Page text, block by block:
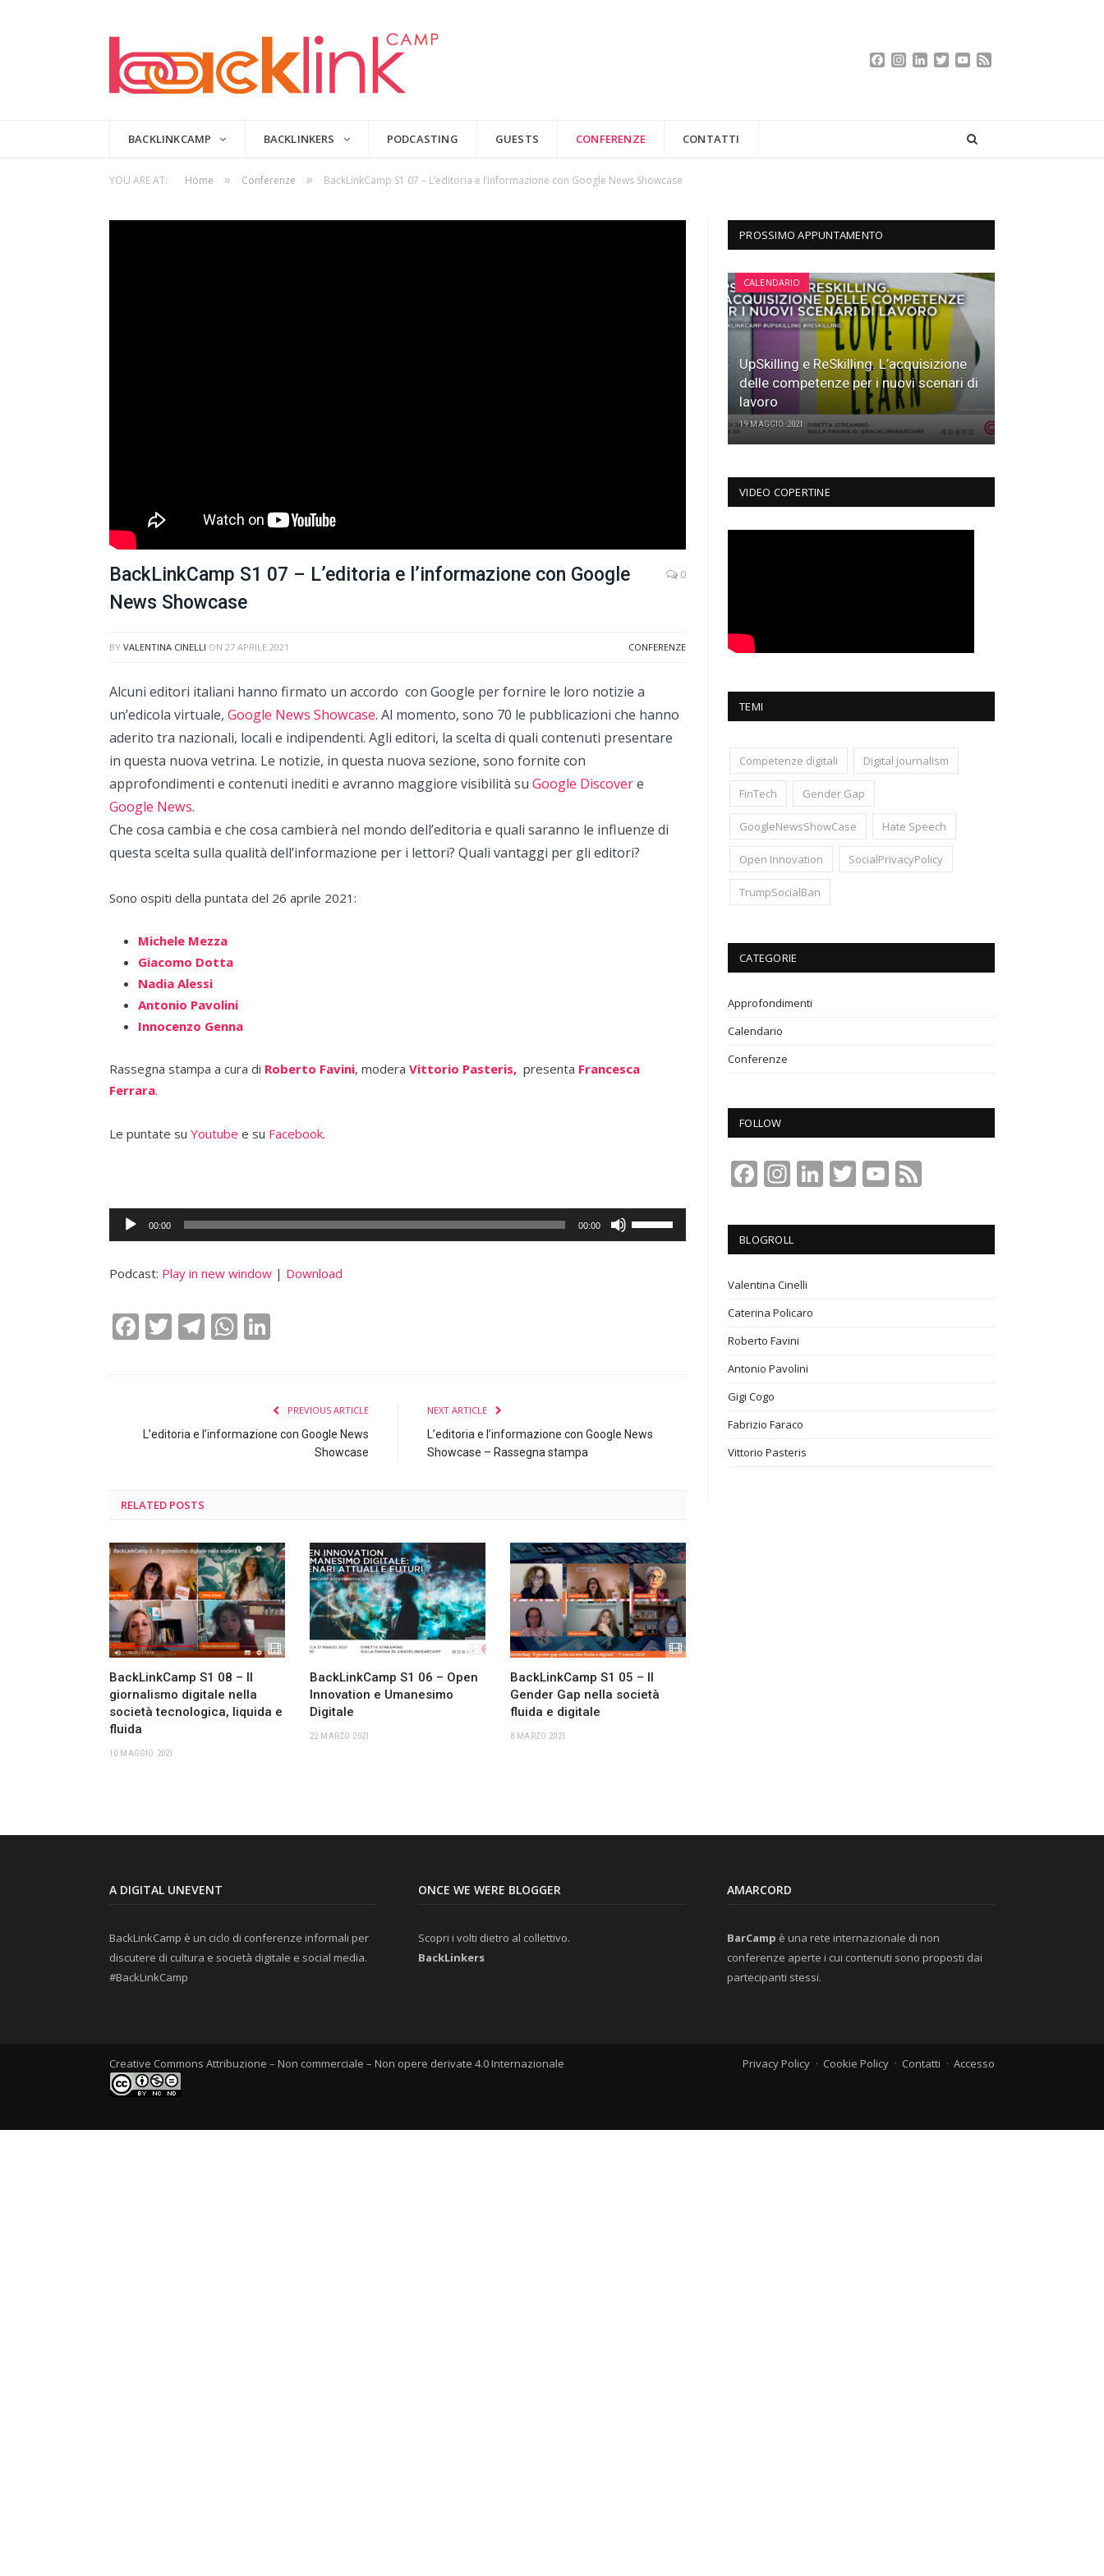
Facebook
Instagram
LinkedIn
TwitterYouTube
BACKLINKCAMP BACKLINKERS PODCASTING GUESTS CONFERENZE CONTATTI
YOU ARE AT: Home » Conferenze » BackLinkCamp S1 07 – L’editoria e l’informazione con Google News Showcase
BackLinkCamp S1 07 – L’editoria e l’informazione con Google
News Showcase
0
BY VALENTINA CINELLI ON 27 APRILE 2021 CONFERENZE
Alcuni editori italiani hanno firmato un accordo con Google per fornire le loro notizie a
un’edicola virtuale, Google News Showcase. Al momento, sono 70 le pubblicazioni che hanno
aderito tra nazionali, locali e indipendenti. Agli editori, la scelta di quali contenuti presentare
in questa nuova vetrina. Le notizie, in questa nuova sezione, sono fornite con
approfondimenti e contenuti inediti e avranno maggiore visibilità su Google Discovere
Google News.
Che cosa cambia e che cosa cambierà nel mondo dell’editoria e quali saranno le influenze di
questa scelta sulla qualità dell’informazione per i lettori? Quali vantaggi per gli editori?
Sono ospiti della puntata del 26 aprile 2021:
Michele Mezza
Giacomo Dotta
Nadia Alessi
Antonio Pavolini
Innocenzo Genna
Rassegna stampa a cura di Roberto Favini, modera Vittorio Pasteris, presenta Francesca
Ferrara.
Le puntate su Youtube e su Facebook.
Audio
Player
00:00 00:00
i
volume.
Podcast: Play in new window | Download
Facebook
Twitter
Telegram
WhatsApp
PREVIOUS ARTICLE
L’editoria e l’informazione con Google News
Showcase
NEXT ARTICLE
L’editoria e l’informazione con Google News
Showcase – Rassegna stampa
RELATED POSTS
BackLinkCamp S1 08 – Il
giornalismo digitale nella
società tecnologica, liquida e
fluida
10 MAGGIO 2021
BackLinkCamp S1 06 – Open
Innovation e Umanesimo
Digitale
22 MARZO 2021
BackLinkCamp S1 05 – Il
Gender Gap nella società
fluida e digitale
8 MARZO 2021
PROSSIMO APPUNTAMENTO
CALENDARIO
UpSkilling e ReSkilling. L’acquisizione
delle competenze per i nuovi scenari di
lavoro
19 MAGGIO 2021
VIDEO COPERTINE
TEMI
Competenze digitali Digital journalism
FinTech Gender Gap
GoogleNewsShowCase Hate Speech
Open Innovation SocialPrivacyPolicy
TrumpSocialBan
CATEGORIE
Approfondimenti
Calendario
Conferenze
FOLLOW
Facebook
Instagram
LinkedIn
TwitterYouTube
BLOGROLL
Valentina Cinelli
Caterina Policaro
Roberto Favini
Antonio Pavolini
Gigi Cogo
Fabrizio Faraco
Vittorio Pasteris
A DIGITAL UNEVENT
BackLinkCamp è un ciclo di conferenze informali per
discutere di cultura e società digitale e social media.
#BackLinkCamp
ONCE WE WERE BLOGGER
Scopri i volti dietro al collettivo.
BackLinkers
AMARCORD
BarCamp è una rete internazionale di non
conferenze aperte i cui contenuti sono proposti dai
partecipanti stessi.
Creative Commons Attribuzione – Non commerciale – Non opere derivate 4.0 Internazionale Privacy Policy Cookie Policy Contatti Accesso